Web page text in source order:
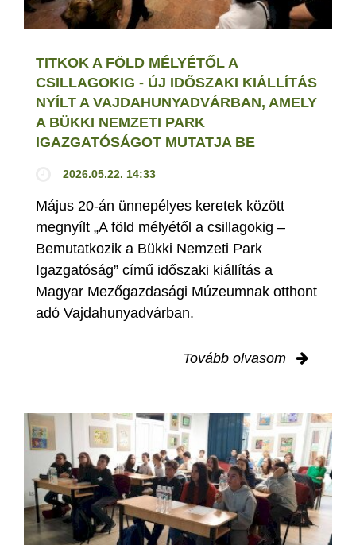
TITKOK A FÖLD MÉLYÉTŐL A
CSILLAGOKIG - ÚJ IDŐSZAKI KIÁLLÍTÁS
NYÍLT A VAJDAHUNYADVÁRBAN, AMELY
A BÜKKI NEMZETI PARK
IGAZGATÓSÁGOT MUTATJA BE
2026.05.22. 14:33
Május 20-án ünnepélyes keretek között
megnyílt „A föld mélyétől a csillagokig –
Bemutatkozik a Bükki Nemzeti Park
Igazgatóság” című időszaki kiállítás a
Magyar Mezőgazdasági Múzeumnak otthont
adó Vajdahunyadvárban.
Tovább olvasom